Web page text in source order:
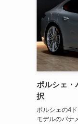
ポルシェ・
択
ポルシェの4
モデルのパナ